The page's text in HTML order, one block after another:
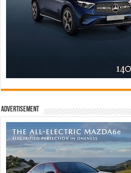
Advertisement